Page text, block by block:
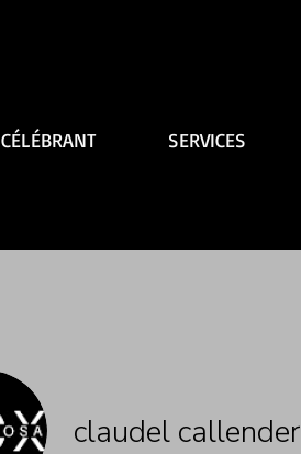
CÉLÉBRANT SERVICES
claudel callender